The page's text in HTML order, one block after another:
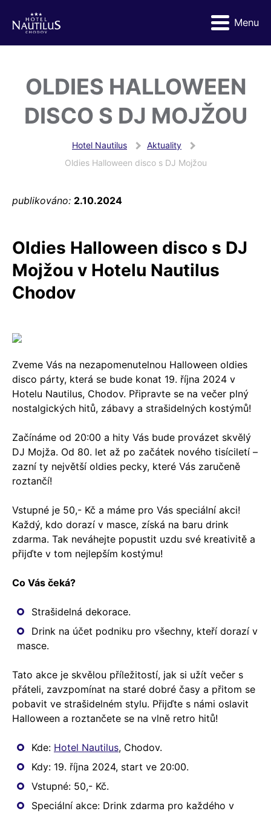
Menu
OLDIES HALLOWEEN
DISCO S DJ MOJŽOU
Hotel Nautilus
Aktuality
Oldies Halloween disco s DJ Mojžou
publikováno: 2.10.2024
Oldies Halloween disco s DJ
Mojžou v Hotelu Nautilus
Chodov
Zveme Vás na nezapomenutelnou Halloween oldies
disco párty, která se bude konat 19. října 2024 v
Hotelu Nautilus, Chodov. Připravte se na večer plný
nostalgických hitů, zábavy a strašidelných kostýmů!
Začínáme od 20:00 a hity Vás bude provázet skvělý
DJ Mojža. Od 80. let až po začátek nového tisíciletí –
zazní ty největší oldies pecky, které Vás zaručeně
roztančí!
Vstupné je 50,- Kč a máme pro Vás speciální akci!
Každý, kdo dorazí v masce, získá na baru drink
zdarma. Tak neváhejte popustit uzdu své kreativitě a
přijďte v tom nejlepším kostýmu!
Co Vás čeká?
Strašidelná dekorace.
Drink na účet podniku pro všechny, kteří dorazí v
masce.
Tato akce je skvělou příležitostí, jak si užít večer s
přáteli, zavzpomínat na staré dobré časy a přitom se
pobavit ve strašidelném stylu. Přijďte s námi oslavit
Halloween a roztančete se na vlně retro hitů!
Kde: Hotel Nautilus, Chodov.
Kdy: 19. října 2024, start ve 20:00.
Vstupné: 50,- Kč.
Speciální akce: Drink zdarma pro každého v